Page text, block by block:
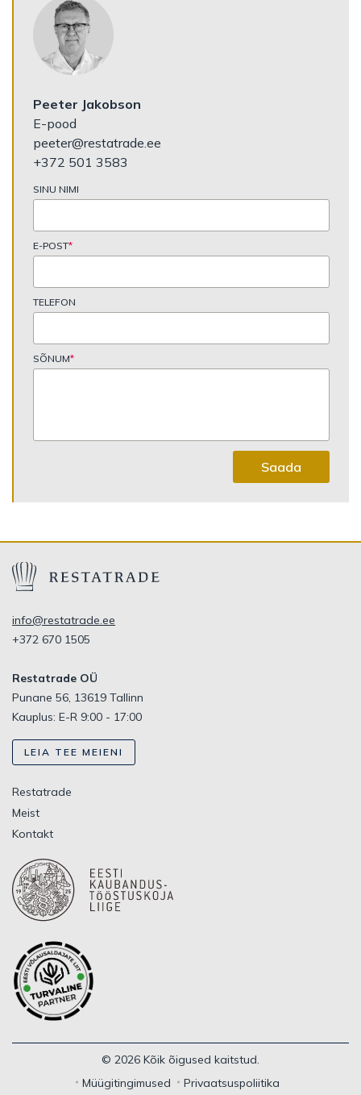
Peeter Jakobson
E-pood
peeter@restatrade.ee
+372 501 3583
SINU NIMI
E-POST*
TELEFON
SÕNUM*
Saada
info@restatrade.ee
+372 670 1505
Restatrade OÜ
Punane 56, 13619 Tallinn
Kauplus: E-R 9:00 - 17:00
LEIA TEE MEIENI
Restatrade
Meist
Kontakt
© 2026 Kõik õigused kaitstud.
Müügitingimused
Privaatsuspoliitika